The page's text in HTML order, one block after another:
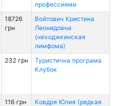
профессиями
18726
грн
Войтович Кристина
Леонидовна
(неходжкинская
лимфома)
232 грн
Туристична програма
Клубок
116 грн
Ковдря Юлия (редкая